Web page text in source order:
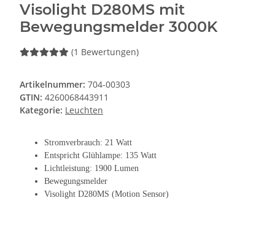
Visolight D280MS mit
Bewegungsmelder 3000K
(1 Bewertungen)
Artikelnummer: 704-00303
GTIN: 4260068443911
Kategorie: Leuchten
Stromverbrauch: 21 Watt
Entspricht Glühlampe: 135 Watt
Lichtleistung: 1900 Lumen
Bewegungsmelder
Visolight D280MS (Motion Sensor)